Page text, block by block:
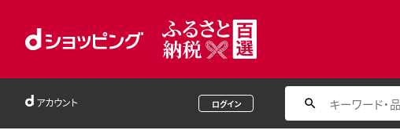
アカウント ログイン